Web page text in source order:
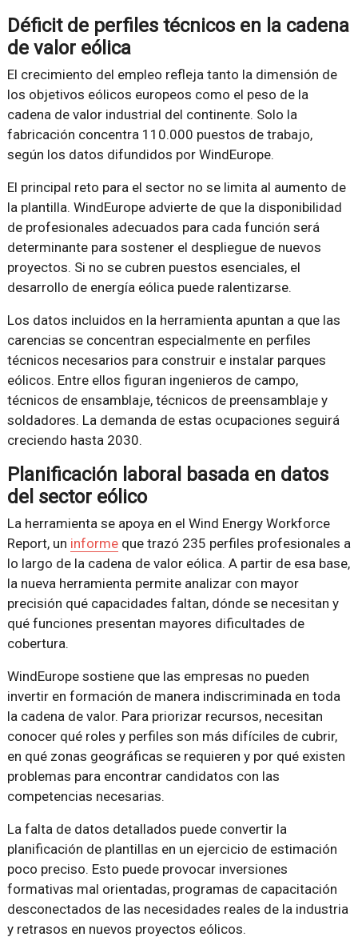
Déficit de perfiles técnicos en la cadena
de valor eólica
El crecimiento del empleo refleja tanto la dimensión de
los objetivos eólicos europeos como el peso de la
cadena de valor industrial del continente. Solo la
fabricación concentra 110.000 puestos de trabajo,
según los datos difundidos por WindEurope.
El principal reto para el sector no se limita al aumento de
la plantilla. WindEurope advierte de que la disponibilidad
de profesionales adecuados para cada función será
determinante para sostener el despliegue de nuevos
proyectos. Si no se cubren puestos esenciales, el
desarrollo de energía eólica puede ralentizarse.
Los datos incluidos en la herramienta apuntan a que las
carencias se concentran especialmente en perfiles
técnicos necesarios para construir e instalar parques
eólicos. Entre ellos figuran ingenieros de campo,
técnicos de ensamblaje, técnicos de preensamblaje y
soldadores. La demanda de estas ocupaciones seguirá
creciendo hasta 2030.
Planificación laboral basada en datos
del sector eólico
La herramienta se apoya en el Wind Energy Workforce
Report, un informeque trazó 235 perfiles profesionales a
lo largo de la cadena de valor eólica. A partir de esa base,
la nueva herramienta permite analizar con mayor
precisión qué capacidades faltan, dónde se necesitan y
qué funciones presentan mayores dificultades de
cobertura.
WindEurope sostiene que las empresas no pueden
invertir en formación de manera indiscriminada en toda
la cadena de valor. Para priorizar recursos, necesitan
conocer qué roles y perfiles son más difíciles de cubrir,
en qué zonas geográficas se requieren y por qué existen
problemas para encontrar candidatos con las
competencias necesarias.
La falta de datos detallados puede convertir la
planificación de plantillas en un ejercicio de estimación
poco preciso. Esto puede provocar inversiones
formativas mal orientadas, programas de capacitación
desconectados de las necesidades reales de la industria
y retrasos en nuevos proyectos eólicos.